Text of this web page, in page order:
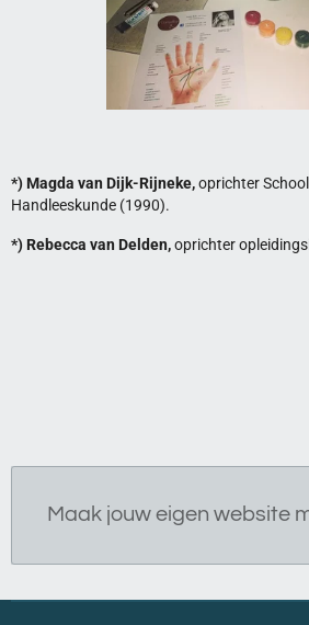
*) Magda van Dijk-Rijneke,oprichter
Handleeskunde (1990).
*) Rebecca van Delden,oprichter
Maak jouw eigen website